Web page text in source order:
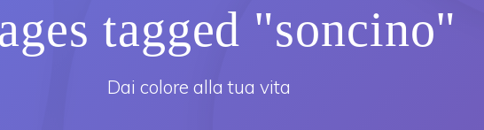
tagged "soncino"
Dai colore alla tua vita